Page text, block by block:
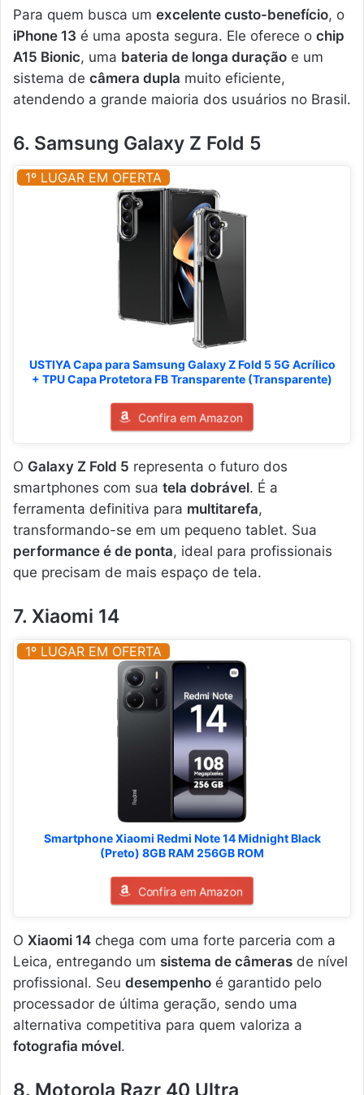
Para quem busca um excelente custo-benefício, o
iPhone 13 é uma aposta segura. Ele oferece o chip
A15 Bionic, uma bateria de longa duração e um
sistema de câmera dupla muito eficiente,
atendendo a grande maioria dos usuários no Brasil.
6. Samsung Galaxy Z Fold 5
1º LUGAR EM OFERTA
USTIYA Capa para Samsung Galaxy Z Fold 5 5G Acrílico
+ TPU Capa Protetora FB Transparente (Transparente)
Confira em Amazon
O Galaxy Z Fold 5 representa o futuro dos
smartphones com sua tela dobrável. É a
ferramenta definitiva para multitarefa,
transformando-se em um pequeno tablet. Sua
performance é de ponta, ideal para profissionais
que precisam de mais espaço de tela.
7. Xiaomi 14
1º LUGAR EM OFERTA
Smartphone Xiaomi Redmi Note 14 Midnight Black
(Preto) 8GB RAM 256GB ROM
Confira em Amazon
O Xiaomi 14 chega com uma forte parceria com a
Leica, entregando um sistema de câmeras de nível
profissional. Seu desempenho é garantido pelo
processador de última geração, sendo uma
alternativa competitiva para quem valoriza a
fotografia móvel.
8. Motorola Razr 40 Ultra